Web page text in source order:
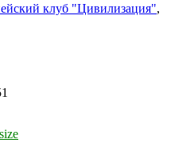
клуб "Цивилизация",